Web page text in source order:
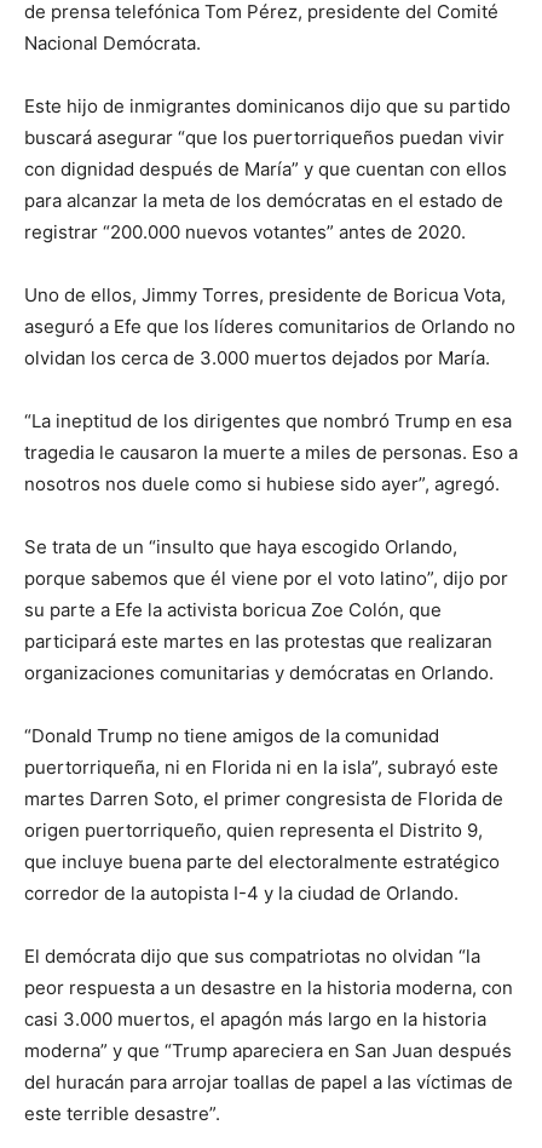
de prensa telefónica Tom Pérez, presidente del Comité
Nacional Demócrata.
Este hijo de inmigrantes dominicanos dijo que su partido
buscará asegurar “que los puertorriqueños puedan vivir
con dignidad después de María” y que cuentan con ellos
para alcanzar la meta de los demócratas en el estado de
registrar “200.000 nuevos votantes” antes de 2020.
Uno de ellos, Jimmy Torres, presidente de Boricua Vota,
aseguró a Efe que los líderes comunitarios de Orlando no
olvidan los cerca de 3.000 muertos dejados por María.
“La ineptitud de los dirigentes que nombró Trump en esa
tragedia le causaron la muerte a miles de personas. Eso a
nosotros nos duele como si hubiese sido ayer”, agregó.
Se trata de un “insulto que haya escogido Orlando,
porque sabemos que él viene por el voto latino”, dijo por
su parte a Efe la activista boricua Zoe Colón, que
participará este martes en las protestas que realizaran
organizaciones comunitarias y demócratas en Orlando.
“Donald Trump no tiene amigos de la comunidad
puertorriqueña, ni en Florida ni en la isla”, subrayó este
martes Darren Soto, el primer congresista de Florida de
origen puertorriqueño, quien representa el Distrito 9,
que incluye buena parte del electoralmente estratégico
corredor de la autopista I-4 y la ciudad de Orlando.
El demócrata dijo que sus compatriotas no olvidan “la
peor respuesta a un desastre en la historia moderna, con
casi 3.000 muertos, el apagón más largo en la historia
moderna” y que “Trump apareciera en San Juan después
del huracán para arrojar toallas de papel a las víctimas de
este terrible desastre”.